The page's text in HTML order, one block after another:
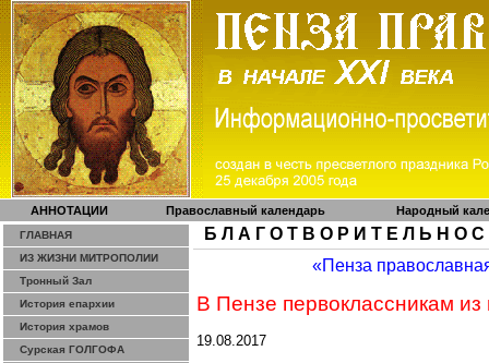
АННОТАЦИИ Православный календарь Народный
ГЛАВНАЯ
ИЗ ЖИЗНИ МИТРОПОЛИИ
Тронный Зал
История епархии
История храмов
Сурская ГОЛГОФА
Б Л А Г О Т В О Р И Т Е Л Ь Н О С
«Пенза
В Пензе первоклассникам
19.08.2017